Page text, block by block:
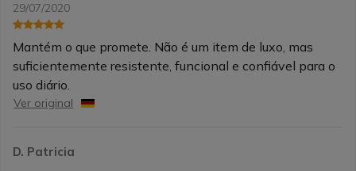
29/07/2020
Mantém o que promete. Não é um item de luxo, mas
suficientemente resistente, funcional e confiável para o
uso diário.
Ver original
D. Patricia